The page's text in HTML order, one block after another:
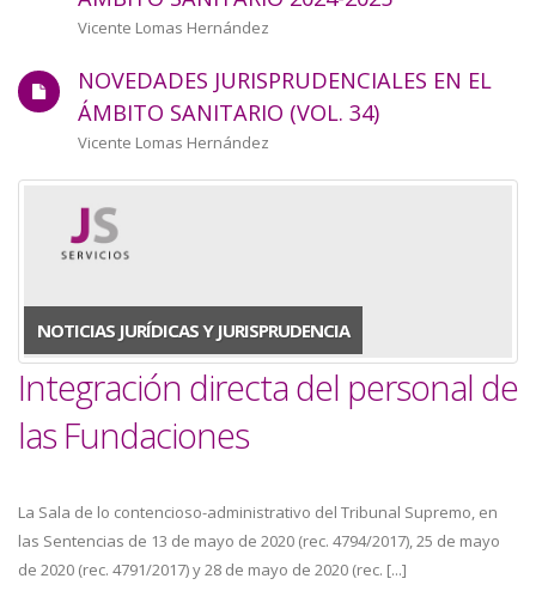
la
navegación
Autor/a
Vicente Lomas Hernández
NOVEDADES JURISPRUDENCIALES EN EL
ÁMBITO SANITARIO (VOL. 34)
Autor/a
Vicente Lomas Hernández
NOTICIAS JURÍDICAS Y JURISPRUDENCIA
Integración directa del personal de
las Fundaciones
La Sala de lo contencioso-administrativo del Tribunal Supremo, en
las Sentencias de 13 de mayo de 2020 (rec. 4794/2017), 25 de mayo
de 2020 (rec. 4791/2017) y 28 de mayo de 2020 (rec. [...]